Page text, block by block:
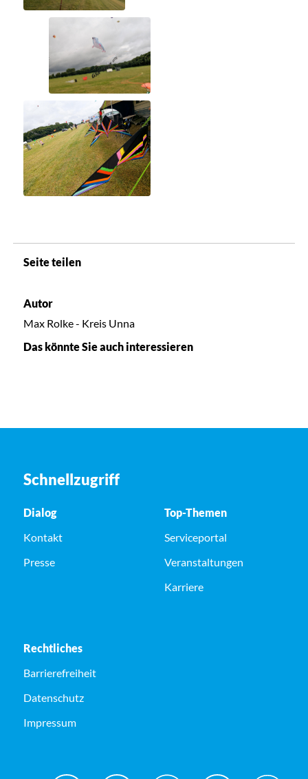
Seite teilen
Autor
Max Rolke - Kreis Unna
Das könnte Sie auch interessieren
Schnellzugriff
Dialog
Kontakt
Presse
Top-Themen
Serviceportal
Veranstaltungen
Karriere
Rechtliches
Barrierefreiheit
Datenschutz
Impressum